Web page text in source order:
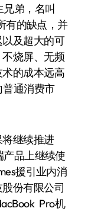
弟，名叫
有的缺点，并
及超大的可
烧屏、无频
的成本远高
通消费市
继续推进
品上继续使
援引业内消
份有限公司
Pro机